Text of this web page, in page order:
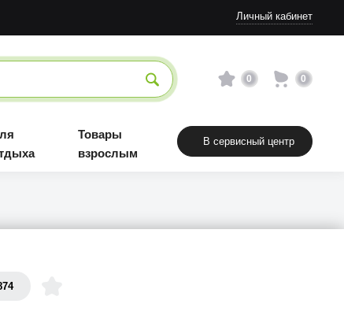
Личный кабинет
0 0
Товары
взрослым
В сервисный центр